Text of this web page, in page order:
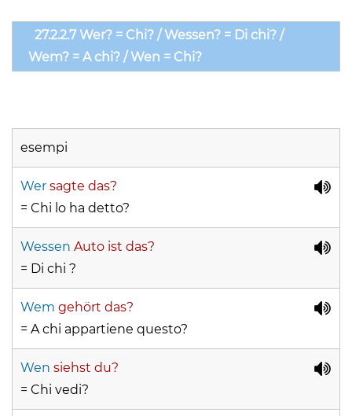
27.2.2.7 Wer? = Chi? / Wessen? = Di chi? /
Wem? = A chi? / Wen = Chi?
esempi
Wer sagte das?
= Chi lo ha detto?
Wessen Auto ist das?
= Di chi ?
Wem gehört das?
= A chi appartiene questo?
Wen siehst du?
= Chi vedi?